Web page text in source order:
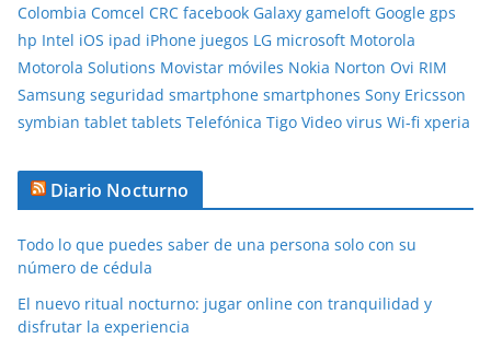
Colombia Comcel CRC facebook Galaxy gameloft Google gps
hp Intel iOS ipad iPhone juegos LG microsoft Motorola
Motorola Solutions Movistar móviles Nokia Norton Ovi RIM
Samsung seguridad smartphone smartphones Sony Ericsson
symbian tablet tablets Telefónica Tigo Video virus Wi-fi xperia
Diario Nocturno
Todo lo que puedes saber de una persona solo con su
número de cédula
El nuevo ritual nocturno: jugar online con tranquilidad y
disfrutar la experiencia